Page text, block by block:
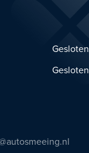
Gesloten
Gesloten